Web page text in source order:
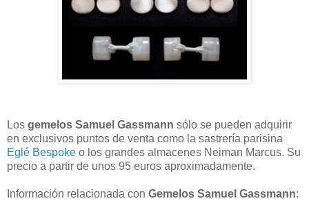
Los gemelos Samuel Gassmann sólo se pueden adquirir
en exclusivos puntos de venta como la sastrería parisina
Eglé Bespoke o los grandes almacenes Neiman Marcus. Su
precio a partir de unos 95 euros aproximadamente.
Información relacionada con Gemelos Samuel Gassmann: